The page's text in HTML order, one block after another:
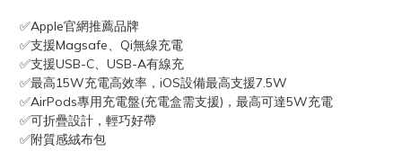
✅Apple官網推薦品牌
✅支援Magsafe、Qi無線充電
✅支援USB-C、USB-A有線充
✅最高15W充電高效率，iOS設備最高支援7.5W
✅AirPods專用充電盤(充電盒需支援)，最高可達5W充電
✅可折疊設計，輕巧好帶
✅附質感絨布包